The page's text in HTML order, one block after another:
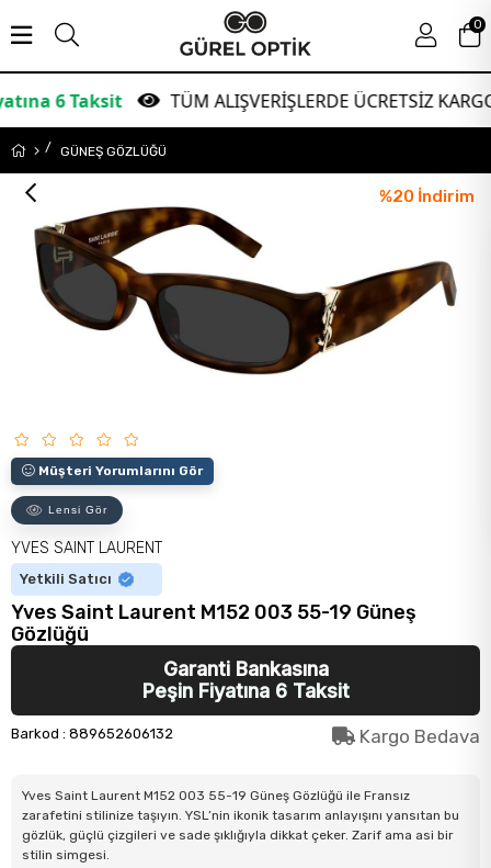
TÜM ALIŞVERİŞLERDE ÜCRETSİZ KARGO!
0
GÜNEŞ GÖZLÜĞÜ
%20 İndirim
Müşteri Yorumlarını Gör
Lensi Gör
YVES SAINT LAURENT
Yetkili Satıcı
Yves Saint Laurent M152 003 55-19 Güneş
Gözlüğü
Garanti Bankasına
Peşin Fiyatına 6 Taksit
Barkod : 889652606132 Kargo Bedava
Yves Saint Laurent M152 003 55-19 Güneş Gözlüğü ile Fransız
zarafetini stilinize taşıyın. YSL’nin ikonik tasarım anlayışını yansıtan bu
gözlük, güçlü çizgileri ve sade şıklığıyla dikkat çeker. Zarif ama asi bir
stilin simgesi.